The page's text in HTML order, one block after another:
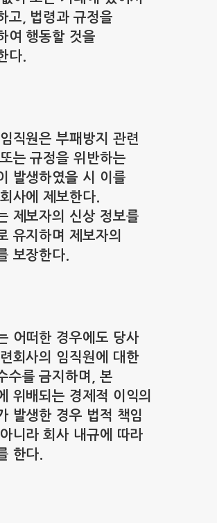
고, 법령과 규정을
여 행동할 것을
다.
직원은 부패방지 관련
는 규정을 위반하는
발생하였을 시 이를
사에 제보한다.
제보자의 신상 정보를
유지하며 제보자의
보장한다.
어떠한 경우에도 당사
회사의 임직원에 대한
수를 금지하며, 본
위배되는 경제적 이익의
발생한 경우 법적 책임
니라 회사 내규에 따라
한다.